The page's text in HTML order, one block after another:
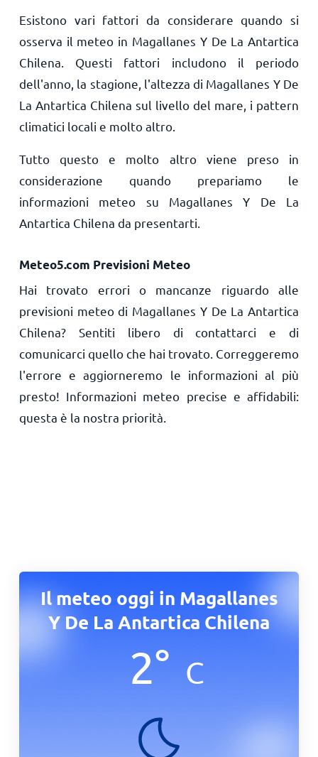
Esistono vari fattori da considerare quando si
osserva il meteo in Magallanes Y De La Antartica
Chilena. Questi fattori includono il periodo
dell'anno, la stagione, l'altezza di Magallanes Y De
La Antartica Chilena sul livello del mare, i pattern
climatici locali e molto altro.
Tutto questo e molto altro viene preso in
considerazione quando prepariamo le
informazioni meteo su Magallanes Y De La
Antartica Chilena da presentarti.
Meteo5.com Previsioni Meteo
Hai trovato errori o mancanze riguardo alle
previsioni meteo di Magallanes Y De La Antartica
Chilena? Sentiti libero di contattarci e di
comunicarci quello che hai trovato. Correggeremo
l'errore e aggiorneremo le informazioni al più
presto! Informazioni meteo precise e affidabili:
questa è la nostra priorità.
Il meteo oggi in Magallanes
Y De La Antartica Chilena
2° C